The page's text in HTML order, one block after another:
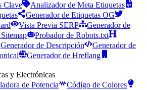
Clave
Analizador de Meta Etiquetas
Generador de Etiquetas OG
Vista Previa SERP
Generador de
Probador de Robots.txt
Generador de Descripción
Generador de
Generador de Hreflang
y Electrónicas
de Potencia
Código de Colores